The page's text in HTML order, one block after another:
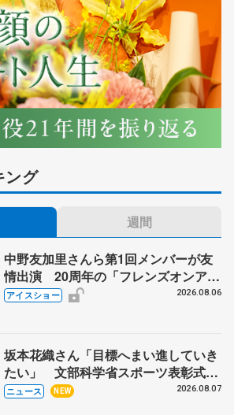
ング
週間
中野友加里さんら第1回メンバーが友
情出演 20周年の「フレンズオンアイ
ス」 宮本賢二さん、有川梨絵さん、
アイスショー 2026.08.06
坂本花織さん「目標へまい進していき
たい」 文部科学省スポーツ表彰式で
代表謝辞
ニュース NEW 2026.08.07